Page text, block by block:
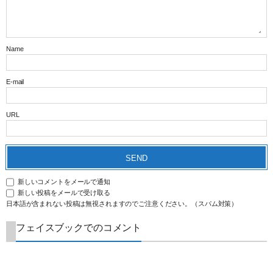
Name
E-mail
URL
新しいコメントをメールで通知
新しい投稿をメールで受け取る
日本語が含まれない投稿は無視されますのでご注意ください。（スパム対策）
フェイスブックでのコメント